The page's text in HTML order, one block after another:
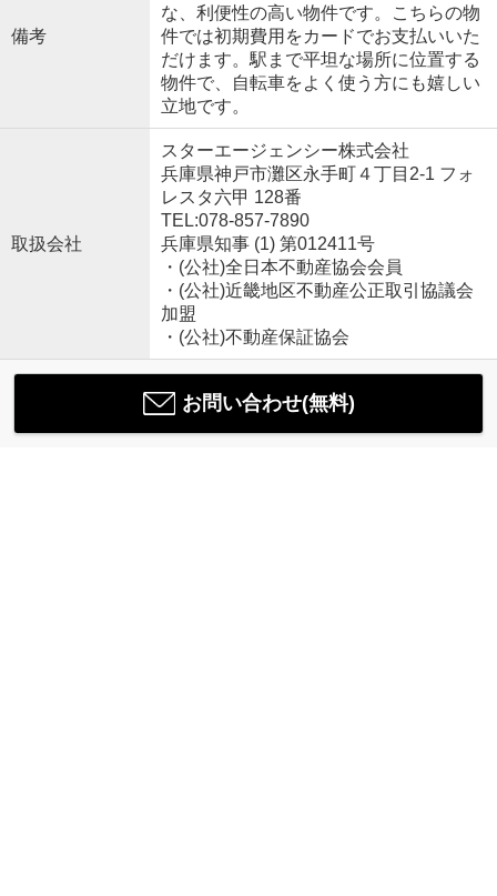
備考
な、利便性の高い物件です。こちらの物
件では初期費用をカードでお支払いいた
だけます。駅まで平坦な場所に位置する
物件で、自転車をよく使う方にも嬉しい
立地です。
取扱会社
スターエージェンシー株式会社
兵庫県神戸市灘区永手町４丁目2-1 フォ
レスタ六甲 128番
TEL:078-857-7890
兵庫県知事 (1) 第012411号
・(公社)全日本不動産協会会員
・(公社)近畿地区不動産公正取引協議会
加盟
・(公社)不動産保証協会
お問い合わせ(無料)